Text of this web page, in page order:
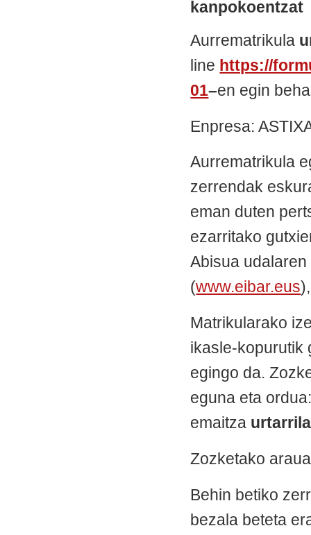
kanpokoentzat
Aurrematrikula
line https://
01–en egin
Enpresa:
Aurrematrikula
zerrendak
eman duten
ezarritako
Abisua
(www.eibar.eus),
Matrikularako
ikasle-kopurutik
egingo da.
eguna eta
emaitza
Zozketako
Behin betiko
bezala beteta